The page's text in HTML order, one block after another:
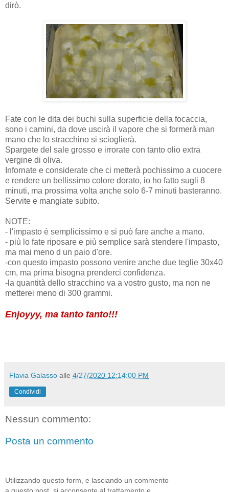
dirò.
Fate con le dita dei buchi sulla superficie della focaccia,
sono i camini, da dove uscirà il vapore che si formerà man
mano che lo stracchino si scioglierà.
Spargete del sale grosso e irrorate con tanto olio extra
vergine di oliva.
Infornate e considerate che ci metterà pochissimo a cuocere
e rendere un bellissimo colore dorato, io ho fatto sugli 8
minuti, ma prossima volta anche solo 6-7 minuti basteranno.
Servite e mangiate subito.
NOTE:
- l'impasto è semplicissimo e si può fare anche a mano.
- più lo fate riposare e più semplice sarà stendere l'impasto,
ma mai meno d un paio d'ore.
-con questo impasto possono venire anche due teglie 30x40
cm, ma prima bisogna prenderci confidenza.
-la quantità dello stracchino va a vostro gusto, ma non ne
metterei meno di 300 grammi.
Enjoyyy, ma tanto tanto!!!
Flavia Galasso alle 4/27/2020 12:14:00 PM
Condividi
Nessun commento:
Posta un commento
Utilizzando questo form, e lasciando un commento
a questo post, si acconsente al trattamento e